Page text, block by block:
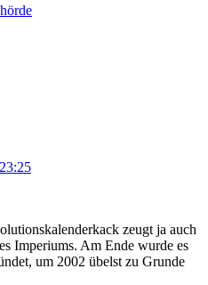
zeugt ja auch
Imperiums. Am Ende wurde es
um 2002 übelst zu Grunde